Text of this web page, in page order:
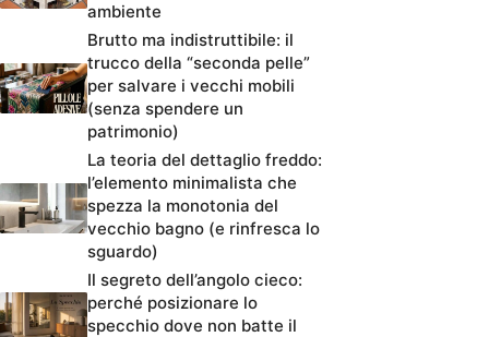
ambiente
Brutto ma indistruttibile: il
trucco della “seconda pelle”
per salvare i vecchi mobili
(senza spendere un
patrimonio)
La teoria del dettaglio freddo:
l’elemento minimalista che
spezza la monotonia del
vecchio bagno (e rinfresca lo
sguardo)
Il segreto dell’angolo cieco:
perché posizionare lo
specchio dove non batte il